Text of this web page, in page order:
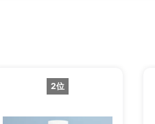
2位